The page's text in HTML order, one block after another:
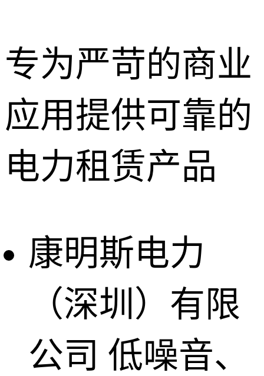
专为严苛的商业
应用提供可靠的
电力租赁产品
康明斯电力
（深圳）有限
公司 低噪音、
深圳租赁服
惠州租赁服
务
东莞租赁服